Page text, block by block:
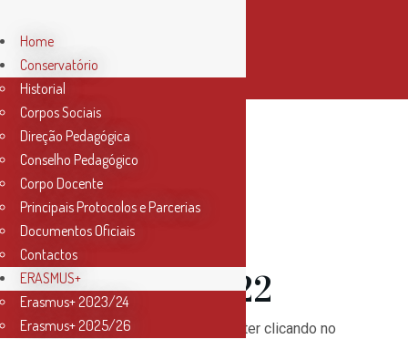
01 Jan
Newsletter
Janeiro 2022
Subscreva a nossa newsletter clicando no
Home
Conservatório
Historial
Corpos Sociais
Direção Pedagógica
Conselho Pedagógico
Corpo Docente
Principais Protocolos e Parcerias
Documentos Oficiais
Contactos
ERASMUS+
Erasmus+ 2023/24
Erasmus+ 2025/26